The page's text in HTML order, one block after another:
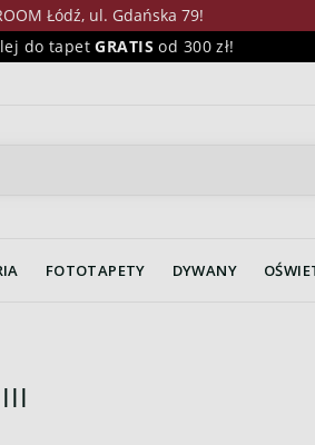
Łódź, ul. Gdańska 79!
do tapetGRATIS od 300 zł!
FOTOTAPETY DYWANY